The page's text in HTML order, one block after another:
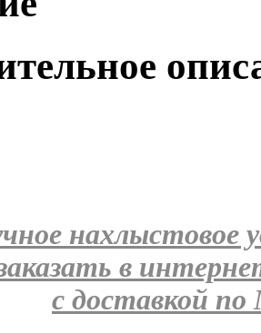
нахлыстовое
в
с доставкой по